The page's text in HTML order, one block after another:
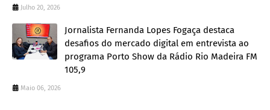
Julho 20, 2026
Jornalista Fernanda Lopes Fogaça destaca
desafios do mercado digital em entrevista ao
programa Porto Show da Rádio Rio Madeira FM
105,9
Maio 06, 2026